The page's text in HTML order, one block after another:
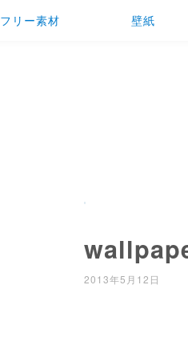
フリー素材 壁紙
2013年5月12日